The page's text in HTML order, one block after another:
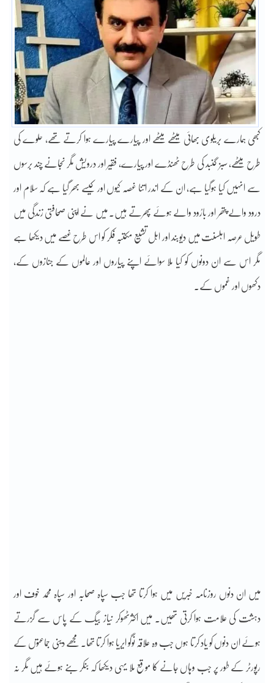
کبھی ہمارے بریلوی بھائی میٹھے میٹھے اور پیارے پیارے ہوا کرتے تھے، حلوے کی
طرح میٹھے، سبز گنبد کی طرح ٹھنڈے اور پیارے، فقیر اور درویش مگر نجانے چند برسوں
سے انہیں کیا ہوگیا ہے، ان کے اندر اتنا غصہ کیوں اور کیسے بھر گیا ہے کہ سلام اور
درود والے پتھر اور بارُود والے ہوئے پھرتے ہیں۔ میں نے اپنی صحافتی زندگی میں
طویل عرصہ اہلسنت میں دیوبند اور اہل تشیع مکتبہ فکر کو اس طرح غصے میں دیکھا ہے
مگر اس سے ان دونوں کو کیا ملا سوائے اپنے پیاروں اور عالموں کے جنازوں کے،
دکھوں اور غموں کے۔
میں ان دنوں روزنامہ خبریں میں ہوا کرتا تھا جب سپاہ صحابہ اور سپاہ محمد خوف اور
دہشت کی علامت ہوا کرتی تھیں۔ میں اکثرٹھوکر نیاز بیگ کے پاس سے گزرتے
ہوئے ان دنوں کو یاد کرتا ہوں جب وہ علاقہ نوگو ایریا ہوا کرتا تھا۔ مجھے دینی جماعتوں کے
رپورٹر کے طور پر جب وہاں جانے کا موقع ملا یہی دیکھا کہ بنکر بنے ہوئے ہیں مگر نہ